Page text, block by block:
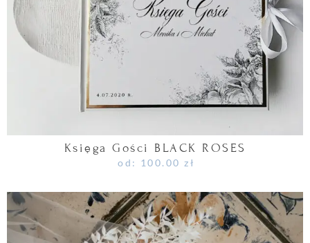
Księga Gości BLACK ROSES
od: 100.00zł